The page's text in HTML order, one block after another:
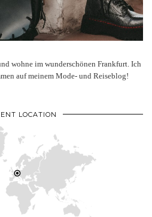
wohne im wunderschönen Frankfurt. Ich
auf meinem Mode- und Reiseblog!
LOCATION